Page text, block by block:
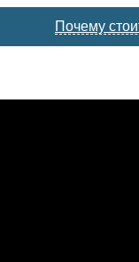
Почему